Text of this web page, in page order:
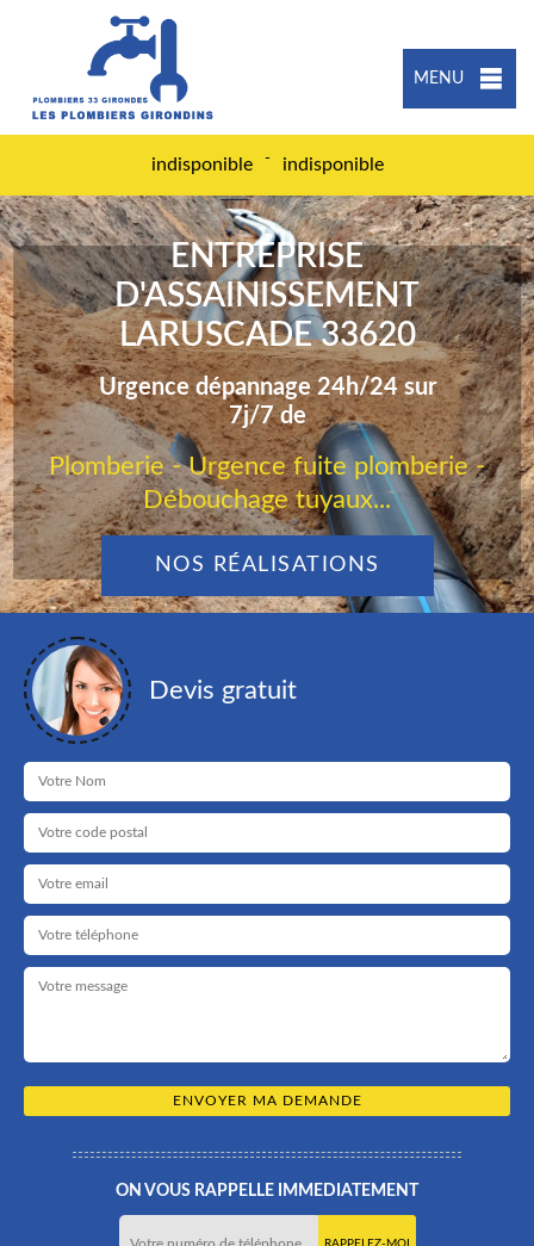
MENU
indisponible - indisponible
ENTREPRISE
D'ASSAINISSEMENT
LARUSCADE 33620
Urgence dépannage 24h/24 sur
7j/7 de
Plomberie - Urgence fuite plomberie -
Débouchage tuyaux...
NOS RÉALISATIONS
Devis gratuit
ON VOUS RAPPELLE IMMEDIATEMENT